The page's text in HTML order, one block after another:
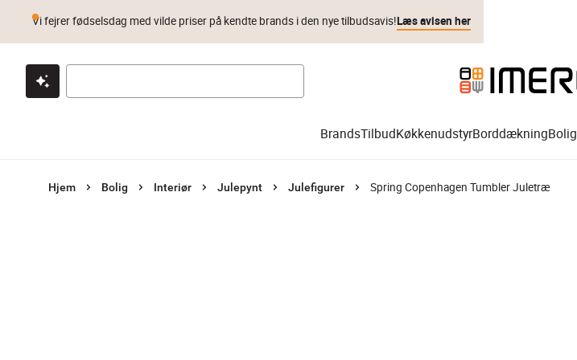
Klik & hent Byt i 1 år Prismatch
Vi fejrer fødselsdag med vilde priser på kendte brands i den nye tilbudsavis!Læs avisen her
BrandsTilbudKøkkenudstyrBorddækningBolig
Hjem Bolig Interiør Julepynt Julefigurer Spring Copenhagen Tumbler Juletræ